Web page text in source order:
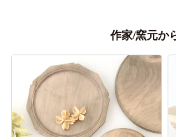
作家/窯元か